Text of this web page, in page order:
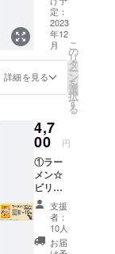
塩、小
麦たん
白）、
醤油、
動物油
脂、
ガラ
スー
プ、チ
キンエ
キス、
食塩、
砂糖混
合異性
化液
糖、昆
て パッ
ケージ
サイ
ズ：
W130×
H180×
D25mm
（1個）
表示 原
材料
名： 豚
バラ肉
（国
産）、
醤油、
みりん
風調味
料、に
定：
2023
年12
月
詳細を見る
こ
の
リ
タ
ー
ン
を
選
択
す
る
4,7
00 円
①ラー
メン☆
ビリー
（G系醤
油味）
10袋 ②
お礼の
手紙 ①
支援
者：
10人
お届